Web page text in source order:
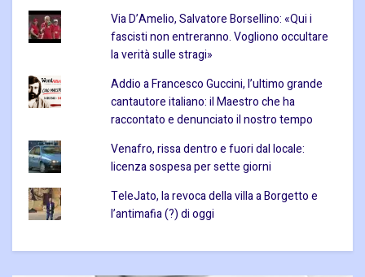
Via D’Amelio, Salvatore Borsellino: «Qui i
fascisti non entreranno. Vogliono occultare
la verità sulle stragi»
Addio a Francesco Guccini, l’ultimo grande
cantautore italiano: il Maestro che ha
raccontato e denunciato il nostro tempo
Venafro, rissa dentro e fuori dal locale:
licenza sospesa per sette giorni
TeleJato, la revoca della villa a Borgetto e
l’antimafia (?) di oggi